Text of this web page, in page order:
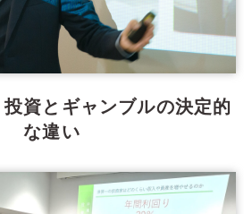
投資とギャンブルの決定的
な違い